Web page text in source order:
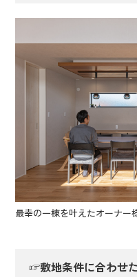
最幸の一棟を叶えたオーナー
☞敷地条件に合わせ